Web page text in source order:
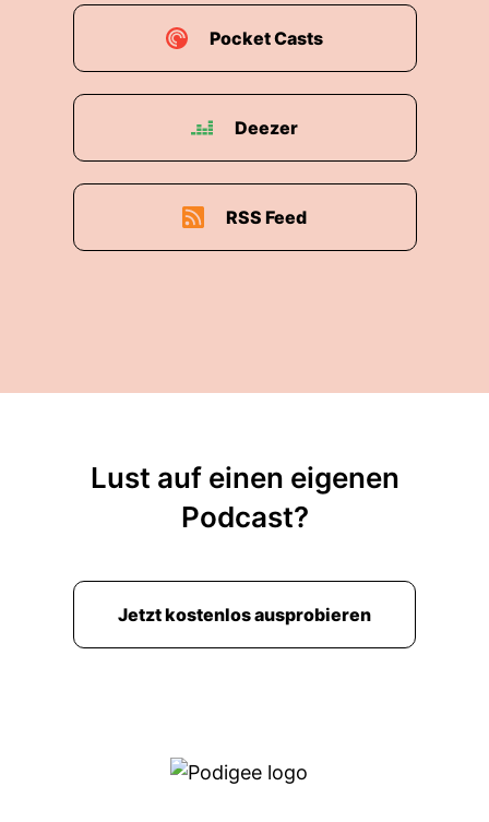
Pocket Casts
Deezer
RSS Feed
Lust auf einen eigenen
Podcast?
Jetzt kostenlos ausprobieren